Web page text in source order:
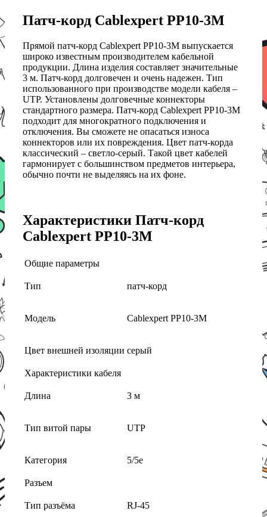
Патч-корд Cablexpert PP10-3M
Прямой патч-корд Cablexpert PP10-3M выпускается
широко известным производителем кабельной
продукции. Длина изделия составляет значительные
3 м. Патч-корд долговечен и очень надежен. Тип
использованного при производстве модели кабеля –
UTP. Установлены долговечные коннекторы
стандартного размера. Патч-корд Cablexpert PP10-3M
подходит для многократного подключения и
отключения. Вы сможете не опасаться износа
коннекторов или их повреждения. Цвет патч-корда
классический – светло-серый. Такой цвет кабелей
гармонирует с большинством предметов интерьера,
обычно почти не выделяясь на их фоне.
Характеристики Патч-корд
Cablexpert PP10-3M
Общие параметры
Тип патч-корд
Модель Cablexpert PP10-3M
Цвет внешней изоляции серый
Характеристики кабеля
Длина 3 м
Тип витой пары UTP
Категория 5/5e
Разъем
Тип разъёма RJ-45